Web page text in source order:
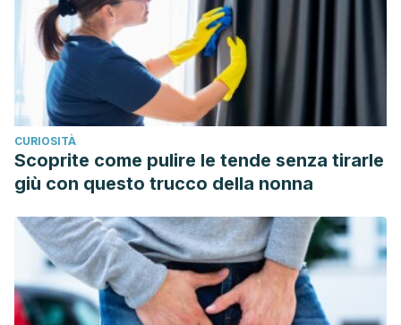
Kolapo, A. L., & Sanni, M. O. (2009). A comparative
evaluation of the macronutrient and micronutrient profiles
of soybean-fortified gari and tapioca.
bulletin
30(1), 90–94.
https://doi.org/10.1177/156482650903000110
Nzwalo H, Cliff J. (2011). Konzo: from poverty, cassava, and
cyanogen intake to toxico-nutritional neurological disease.
PLoS Neglected Tropical Disease
e1051.https://pubmed.ncbi.nlm.nih.gov/21738800/
Organización de las Naciones Unidas para la Agricultura y
la Alimentación. Roma, 2007. FAO. Guía técnica para
producción y análisis de almidón de yuca. Disponible
CURIOSITÀ
Scoprite come pulire le tende senza tirarle
giù con questo trucco della nonna